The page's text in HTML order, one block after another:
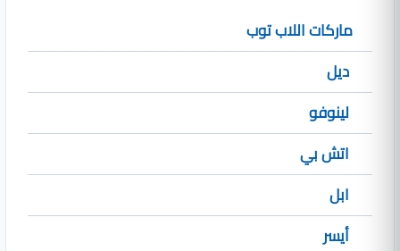
ماركات اللاب توب
ديل
لينوفو
اتش بي
ابل
أيسر